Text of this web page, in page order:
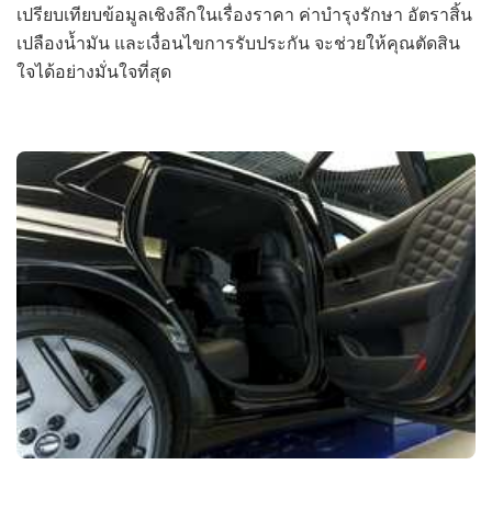
เปรียบเทียบข้อมูลเชิงลึกในเรื่องราคา ค่าบำรุงรักษา อัตราสิ้น
เปลืองน้ำมัน และเงื่อนไขการรับประกัน จะช่วยให้คุณตัดสิน
ใจได้อย่างมั่นใจที่สุด